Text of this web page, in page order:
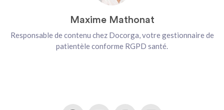
Maxime Mathonat
Responsable de contenu chez Docorga, votre gestionnaire de
patientèle conforme RGPD santé.